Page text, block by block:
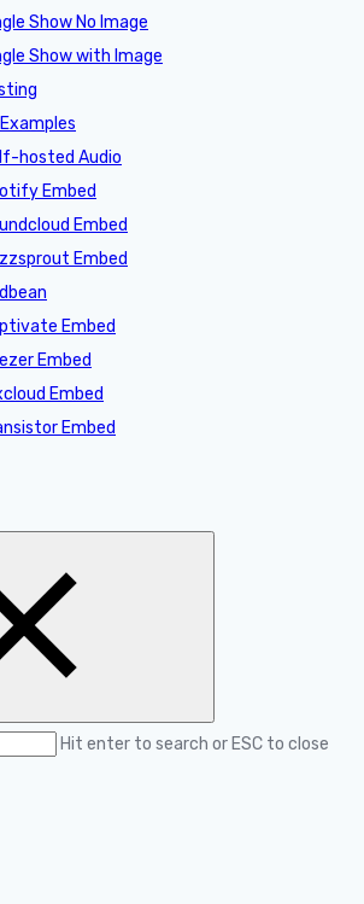
Show No Image
Show with Image
hosted Audio
Embed
Embed
Embed
Embed
Embed
Embed
Embed
Hit enter to search or ESC to close